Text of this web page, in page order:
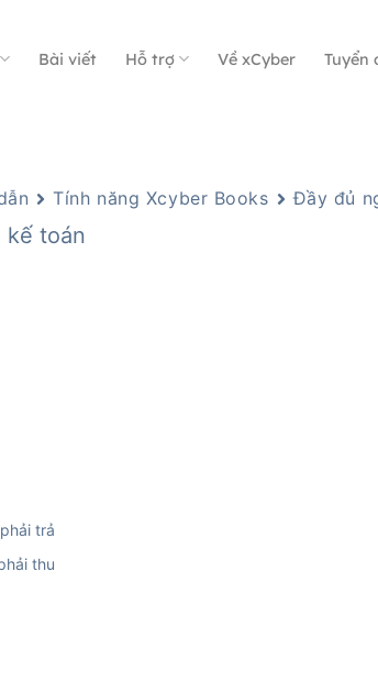
Bài viết Hỗ trợ Về xCyber Tuyển
Tính năng Xcyber Books Đầy đủ
kế toán
trả
thu